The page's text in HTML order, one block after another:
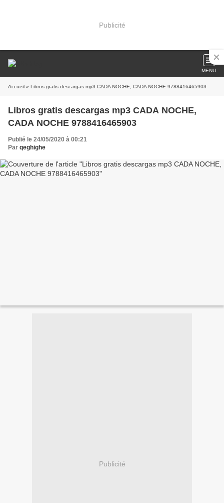
Publicité
MENU
Accueil » Libros gratis descargas mp3 CADA NOCHE, CADA NOCHE 9788416465903
Libros gratis descargas mp3 CADA NOCHE,
CADA NOCHE 9788416465903
Publié le 24/05/2020 à 00:21
Par qeghighe
Publicité